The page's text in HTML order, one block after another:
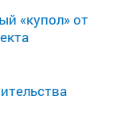
«купол» от